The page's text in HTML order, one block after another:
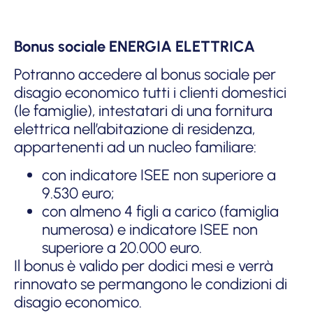
Bonus sociale ENERGIA ELETTRICA
Potranno accedere al bonus sociale per
disagio economico tutti i clienti domestici
(le famiglie), intestatari di una fornitura
elettrica nell’abitazione di residenza,
appartenenti ad un nucleo familiare:
con indicatore ISEE non superiore a
9.530 euro;
con almeno 4 figli a carico (famiglia
numerosa) e indicatore ISEE non
superiore a 20.000 euro.
Il bonus è valido per dodici mesi e verrà
rinnovato se permangono le condizioni di
disagio economico.